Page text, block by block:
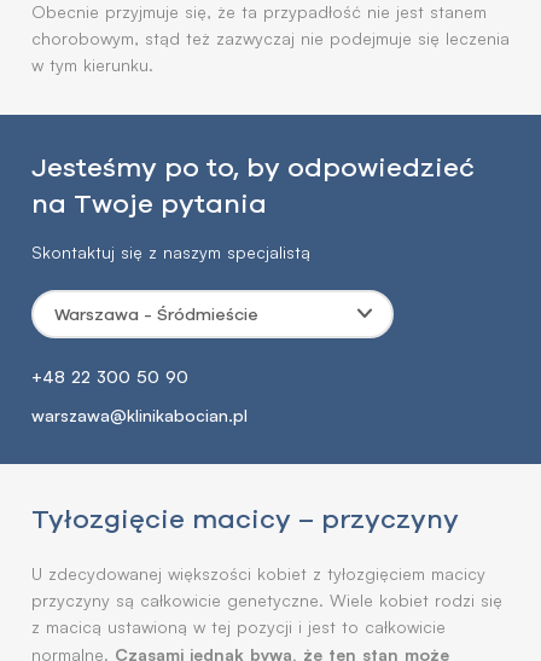
Obecnie przyjmuje się, że ta przypadłość nie jest stanem
chorobowym, stąd też zazwyczaj nie podejmuje się leczenia
w tym kierunku.
Jesteśmy po to, by odpowiedzieć
na Twoje pytania
Skontaktuj się z naszym specjalistą
Warszawa - Śródmieście
+48 22 300 50 90
warszawa@klinikabocian.pl
Tyłozgięcie macicy – przyczyny
U zdecydowanej większości kobiet z tyłozgięciem macicy
przyczyny są całkowicie genetyczne. Wiele kobiet rodzi się
z macicą ustawioną w tej pozycji i jest to całkowicie
normalne. Czasami jednak bywa, że ten stan może